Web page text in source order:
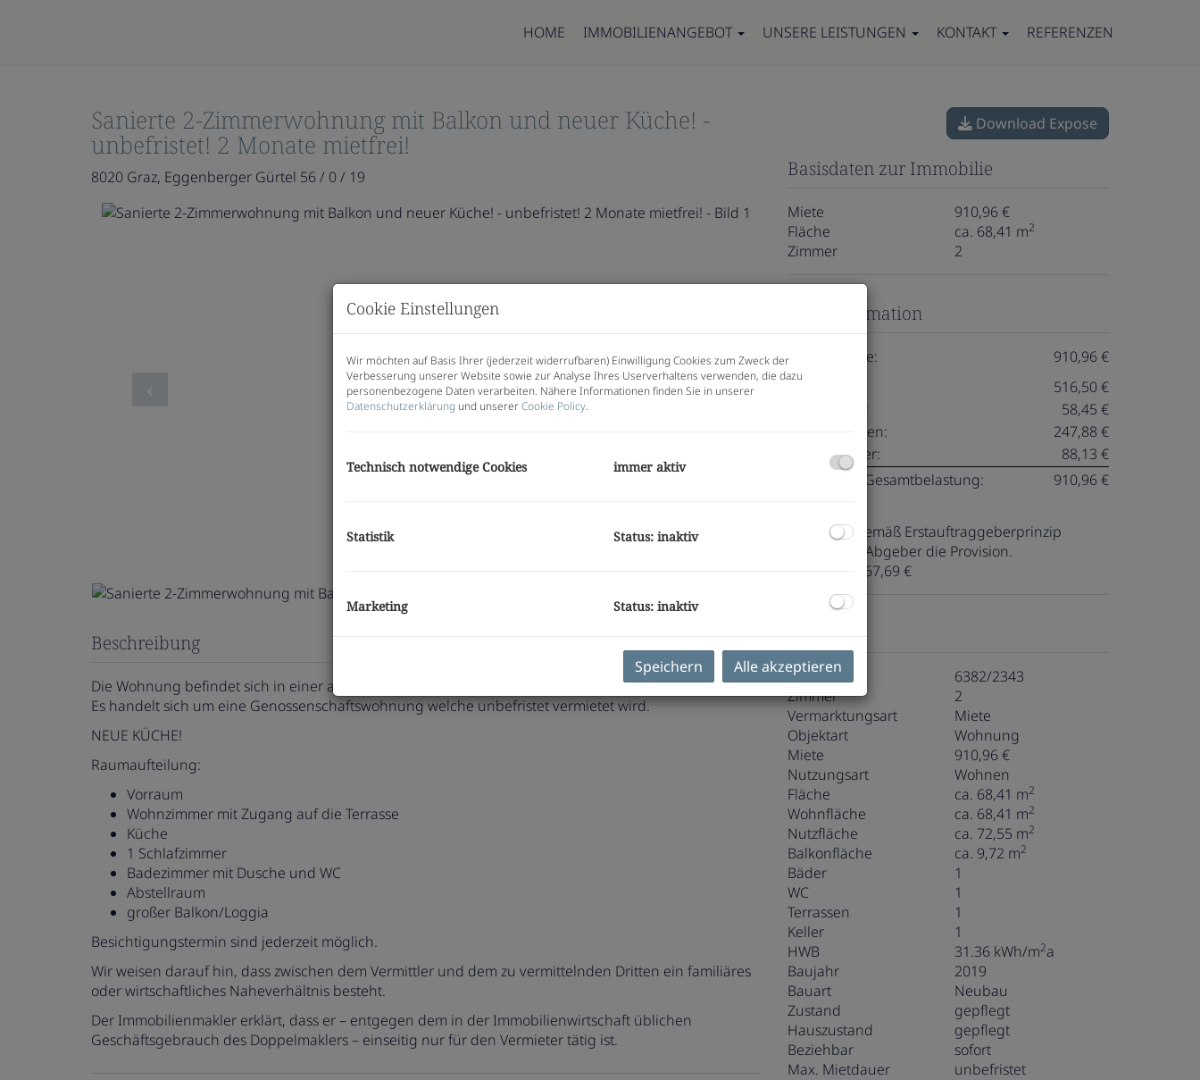
HOME IMMOBILIENANGEBOT UNSERE LEISTUNGEN KONTAKT REFERENZEN
Sanierte 2-Zimmerwohnung mit Balkon und neuer Küche! -
unbefristet! 2 Monate mietfrei!
8020 Graz, Eggenberger Gürtel 56 / 0 / 19
Beschreibung
Die Wohnung befindet sich in einer autofreien Siedlung, welche 2019 erreichtet wurde.
Es handelt sich um eine Genossenschaftswohnung welche unbefristet vermietet wird.
NEUE KÜCHE!
Raumaufteilung:
Vorraum
Wohnzimmer mit Zugang auf die Terrasse
Küche
1 Schlafzimmer
Badezimmer mit Dusche und WC
Abstellraum
großer Balkon/Loggia
Besichtigungstermin sind jederzeit möglich.
Wir weisen darauf hin, dass zwischen dem Vermittler und dem zu vermittelnden Dritten ein familiäres
oder wirtschaftliches Naheverhältnis besteht.
Der Immobilienmakler erklärt, dass er – entgegen dem in der Immobilienwirtschaft üblichen
Geschäftsgebrauch des Doppelmaklers – einseitig nur für den Vermieter tätig ist.
Download Expose
Basisdaten zur Immobilie
Miete
910,96 €
Fläche
ca. 68,41 m2
Zimmer 2
Preisinformation
Gesamtmiete:
910,96 €
516,50 €
Möbelmiete:
58,45 €
Betriebskosten:
247,88 €
Umsatzsteuer:
88,13 €
monatliche Gesamtbelastung:
910,96 €
Provision:
Gemäß Erstauftraggeberprinzip
bezahlt der Abgeber die Provision.
2.067,69 €
Eckdaten
Objektnr.
6382/2343
Zimmer
2
Vermarktungsart
Miete
Objektart
Wohnung
Miete
910,96 €
Nutzungsart
Wohnen
Fläche
ca. 68,41 m2
Wohnfläche ca. 68,41 m2
Nutzfläche ca. 72,55 m2
Balkonfläche ca. 9,72 m2
Bäder
1
WC
1
Terrassen
1
Keller
1
HWB
31.36 kWh/m2a
Baujahr
2019
Bauart
Neubau
Zustand
gepflegt
Hauszustand
gepflegt
Beziehbar
sofort
Max. Mietdauer
unbefristet
Cookie Einstellungen
Wir möchten auf Basis Ihrer (jederzeit widerrufbaren) Einwilligung Cookies zum Zweck der
Verbesserung unserer Website sowie zur Analyse Ihres Userverhaltens verwenden, die dazu
personenbezogene Daten verarbeiten. Nähere Informationen finden Sie in unserer
Datenschutzerklärung und unsererCookie Policy.
Technisch notwendige Cookies immer aktiv
Statistik Status: inaktiv
Marketing Status: inaktiv
Speichern Alle akzeptieren